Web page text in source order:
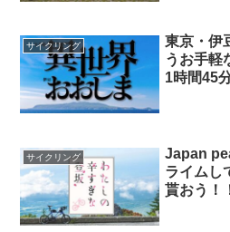
サイクリング
東京・伊
うお手軽
1時間45分
サイクリング
Japan
ライムし
貰おう！